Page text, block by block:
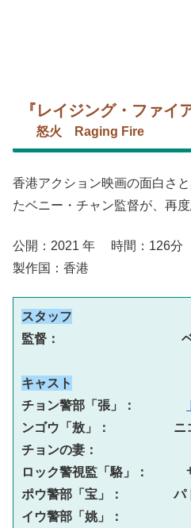
『レイジング・ファイア
怒火 Raging Fire
香港アクション映画の面白さ
たベニー・チャン監督が、再
公開：2021 年 時間：126
製作国：香港
スタッフ
監督：　　　　　 　　　　
キャスト
チョン警部「張」：
ンゴウ「敖」：　　　　　
チョンの妻：　　　　　　　
ロック警視監「駱」：　　
ポウ警部「宝」：　　　　パ
イウ警部「姚」：　　　　　